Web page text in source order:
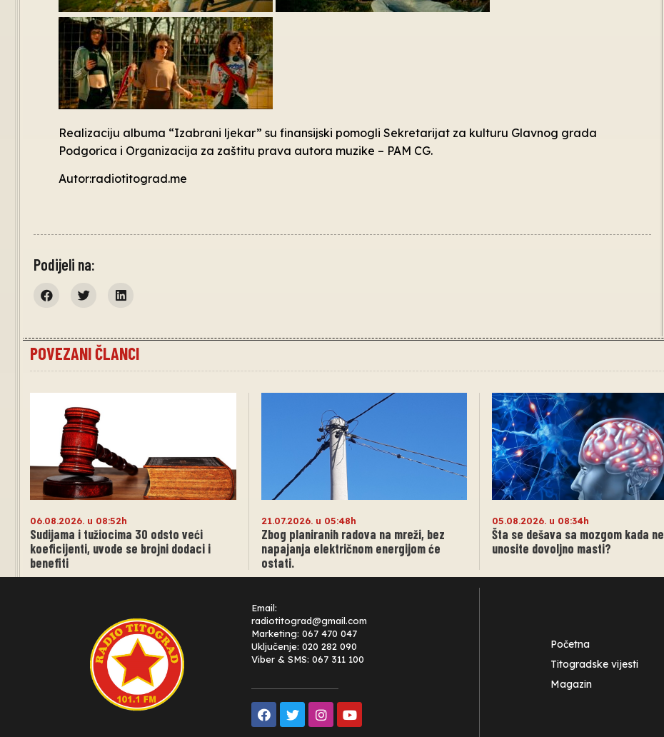
Realizaciju albuma “Izabrani ljekar” su finansijski pomogli Sekretarijat za kulturu Glavnog grada
Podgorica i Organizacija za zaštitu prava autora muzike – PAM CG.
Autor:radiotitograd.me
Podijeli na:
POVEZANI ČLANCI
06.08.2026. u 08:52h
Sudijama i tužiocima 30 odsto veći
koeficijenti, uvode se brojni dodaci i
benefiti
21.07.2026. u 05:48h
Zbog planiranih radova na mreži, bez
napajanja električnom energijom će
ostati.
05.08.2026. u 08:34h
Šta se dešava sa mozgom kada ne
unosite dovoljno masti?
Email:
radiotitograd@gmail.com
Marketing: 067 470 047
Uključenje: 020 282 090
Viber & SMS: 067 311 100
Početna
Titogradske vijesti
Magazin